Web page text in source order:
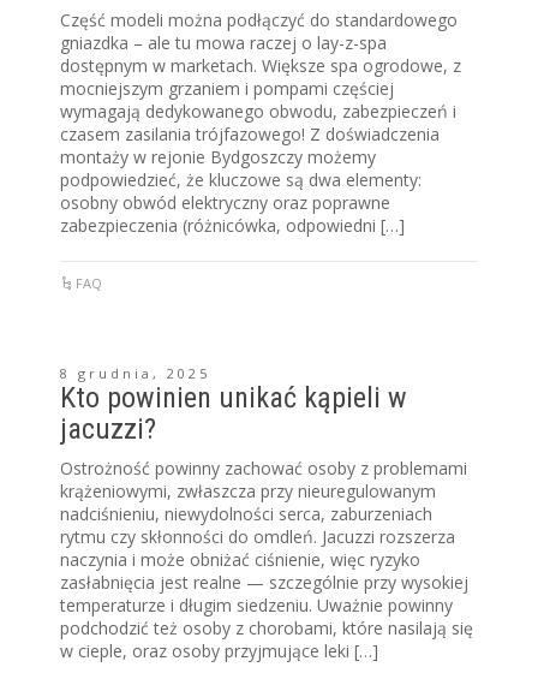
Część modeli można podłączyć do standardowego
gniazdka – ale tu mowa raczej o lay-z-spa
dostępnym w marketach. Większe spa ogrodowe, z
mocniejszym grzaniem i pompami częściej
wymagają dedykowanego obwodu, zabezpieczeń i
czasem zasilania trójfazowego! Z doświadczenia
montaży w rejonie Bydgoszczy możemy
podpowiedzieć, że kluczowe są dwa elementy:
osobny obwód elektryczny oraz poprawne
zabezpieczenia (różnicówka, odpowiedni […]
FAQ
8 grudnia, 2025
Kto powinien unikać kąpieli w
jacuzzi?
Ostrożność powinny zachować osoby z problemami
krążeniowymi, zwłaszcza przy nieuregulowanym
nadciśnieniu, niewydolności serca, zaburzeniach
rytmu czy skłonności do omdleń. Jacuzzi rozszerza
naczynia i może obniżać ciśnienie, więc ryzyko
zasłabnięcia jest realne — szczególnie przy wysokiej
temperaturze i długim siedzeniu. Uważnie powinny
podchodzić też osoby z chorobami, które nasilają się
w cieple, oraz osoby przyjmujące leki […]